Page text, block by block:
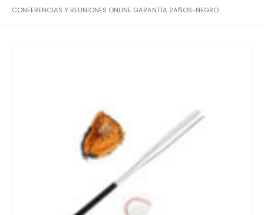
CONFERENCIAS Y REUNIONES ONLINE GARANTÍA 2AÑOS-NEGRO